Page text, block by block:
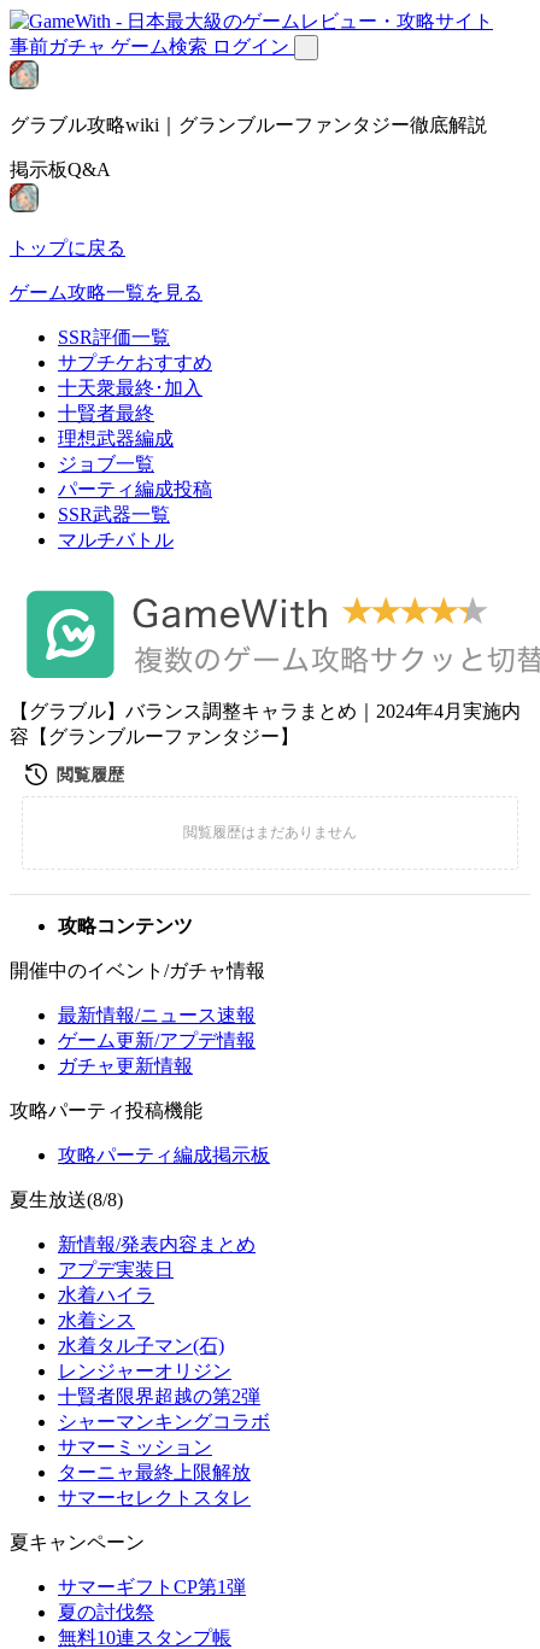
事前ガチャ ゲーム検索 ログイン
グラブル攻略wiki｜グランブルーファンタジー徹底解説
掲示板Q&A
トップに戻る
ゲーム攻略一覧を見る
SSR評価一覧
サプチケおすすめ
十天衆最終･加入
十賢者最終
理想武器編成
ジョブ一覧
パーティ編成投稿
SSR武器一覧
マルチバトル
【グラブル】バランス調整キャラまとめ｜2024年4月実施内
容【グランブルーファンタジー】
攻略コンテンツ
開催中のイベント/ガチャ情報
最新情報/ニュース速報
ゲーム更新/アプデ情報
ガチャ更新情報
攻略パーティ投稿機能
攻略パーティ編成掲示板
夏生放送(8/8)
新情報/発表内容まとめ
アプデ実装日
水着ハイラ
水着シス
水着タル子マン(石)
レンジャーオリジン
十賢者限界超越の第2弾
シャーマンキングコラボ
サマーミッション
ターニャ最終上限解放
サマーセレクトスタレ
夏キャンペーン
サマーギフトCP第1弾
夏の討伐祭
無料10連スタンプ帳